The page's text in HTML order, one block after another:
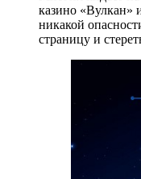
казино «Вулкан»
никакой
страницу и